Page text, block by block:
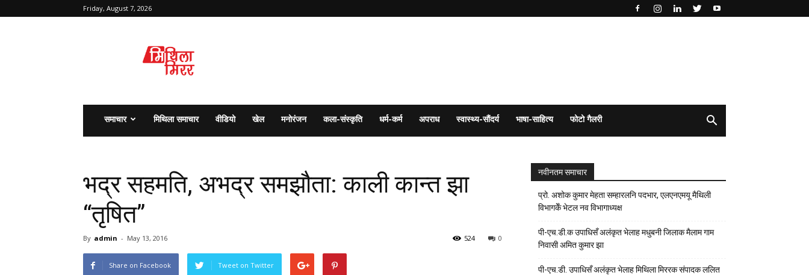
Friday, August 7, 2026
समाचार मिथिला समाचार वीडियो खेल मनोरंजन कला-संस्कृति धर्म-कर्म अपराध स्वास्थ्य-सौंदर्य भाषा-साहित्य फोटो गैलरी
भद्र सहमति, अभद्र समझौता: काली कान्त झा
“तृषित”
By admin - May 13, 2016 0
524
Share on Facebook Tweet on Twitter
नवीनतम समाचार
प्रो. अशोक कुमार मेहता सम्हारलनि पदभार, एलएनएमयू मैथिली
विभागकेँ भेटल नव विभागाध्यक्ष
पी-एच.डी.क उपाधिसँ अलंकृत भेलाह मधुबनी जिलाक मैलाम गाम
निवासी अमित कुमार झा
पी-एच.डी. उपाधिसँ अलंकृत भेलाह मिथिला मिररक संपादक ललित